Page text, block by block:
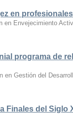
en
en Envejecimiento
programa de
en Gestión del
Finales del